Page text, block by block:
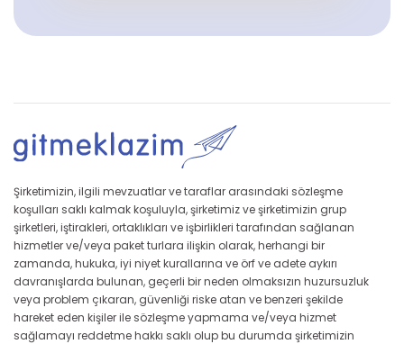
Şirketimizin, ilgili mevzuatlar ve taraflar arasındaki sözleşme
koşulları saklı kalmak koşuluyla, şirketimiz ve şirketimizin grup
şirketleri, iştirakleri, ortaklıkları ve işbirlikleri tarafından sağlanan
hizmetler ve/veya paket turlara ilişkin olarak, herhangi bir
zamanda, hukuka, iyi niyet kurallarına ve örf ve adete aykırı
davranışlarda bulunan, geçerli bir neden olmaksızın huzursuzluk
veya problem çıkaran, güvenliği riske atan ve benzeri şekilde
hareket eden kişiler ile sözleşme yapmama ve/veya hizmet
sağlamayı reddetme hakkı saklı olup bu durumda şirketimizin